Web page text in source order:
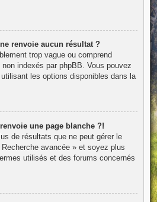
renvoie aucun résultat ?
trop vague ou comprend
indexés par phpBB. Vous pouvez
les options disponibles dans la
une page blanche ?!
de résultats que ne peut gérer le
avancée » et soyez plus
utilisés et des forums concernés